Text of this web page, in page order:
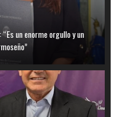
un enorme orgullo y un